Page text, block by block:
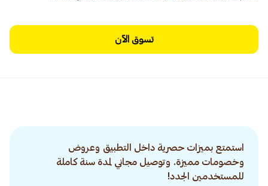
تسوق الآن
استمتع بميزات حصرية داخل التطبيق وعروض
وخصومات مميزة. وتوصيل مجاني لمدة سنة كاملة
للمستخدمين الجدد!